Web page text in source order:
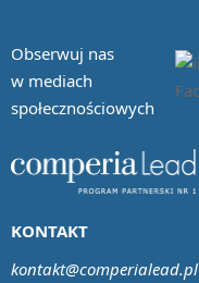
Obserwuj nas
w mediach
społecznościowych
KONTAKT
kontakt@comperialead.pl